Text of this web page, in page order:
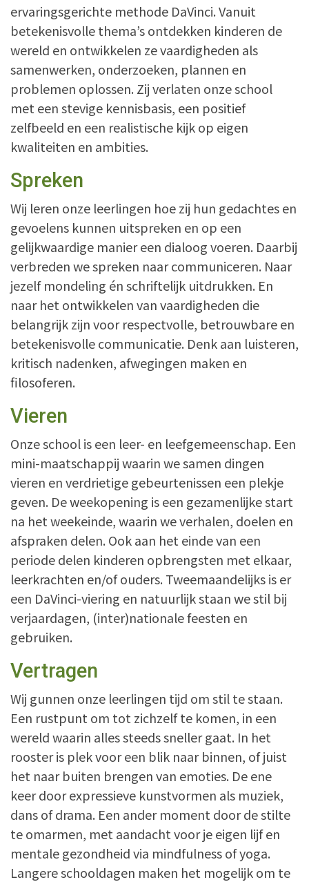
ervaringsgerichte methode DaVinci. Vanuit
betekenisvolle thema’s ontdekken kinderen de
wereld en ontwikkelen ze vaardigheden als
samenwerken, onderzoeken, plannen en
problemen oplossen. Zij verlaten onze school
met een stevige kennisbasis, een positief
zelfbeeld en een realistische kijk op eigen
kwaliteiten en ambities.
Spreken
Wij leren onze leerlingen hoe zij hun gedachtes en
gevoelens kunnen uitspreken en op een
gelijkwaardige manier een dialoog voeren. Daarbij
verbreden we spreken naar communiceren. Naar
jezelf mondeling én schriftelijk uitdrukken. En
naar het ontwikkelen van vaardigheden die
belangrijk zijn voor respectvolle, betrouwbare en
betekenisvolle communicatie. Denk aan luisteren,
kritisch nadenken, afwegingen maken en
filosoferen.
Vieren
Onze school is een leer- en leefgemeenschap. Een
mini-maatschappij waarin we samen dingen
vieren en verdrietige gebeurtenissen een plekje
geven. De weekopening is een gezamenlijke start
na het weekeinde, waarin we verhalen, doelen en
afspraken delen. Ook aan het einde van een
periode delen kinderen opbrengsten met elkaar,
leerkrachten en/of ouders. Tweemaandelijks is er
een DaVinci-viering en natuurlijk staan we stil bij
verjaardagen, (inter)nationale feesten en
gebruiken.
Vertragen
Wij gunnen onze leerlingen tijd om stil te staan.
Een rustpunt om tot zichzelf te komen, in een
wereld waarin alles steeds sneller gaat. In het
rooster is plek voor een blik naar binnen, of juist
het naar buiten brengen van emoties. De ene
keer door expressieve kunstvormen als muziek,
dans of drama. Een ander moment door de stilte
te omarmen, met aandacht voor je eigen lijf en
mentale gezondheid via mindfulness of yoga.
Langere schooldagen maken het mogelijk om te